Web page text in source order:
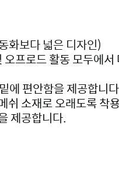
화보다 넓은 디자인)
프로드 활동 모두에
에 편안함을 제공합니
쉬 소재로 오래도록 착
제공합니다.